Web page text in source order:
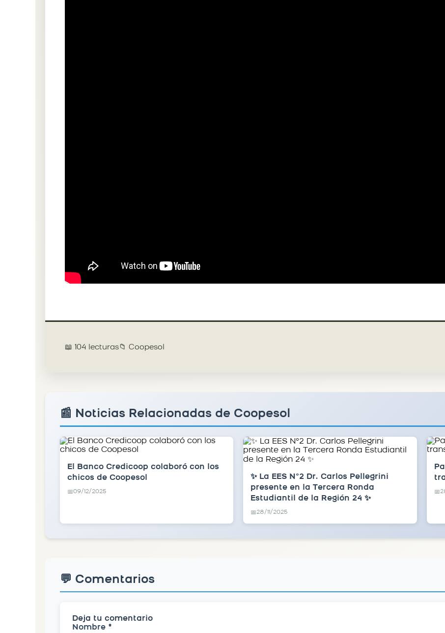
📖 104 lecturas📁 Coopesol
📰 Noticias Relacionadas de Coopesol
El Banco Credicoop colaboró con los
chicos de Coopesol
📅09/12/2025
✨ La EES N°2 Dr. Carlos Pellegrini
presente en la Tercera Ronda
Estudiantil de la Región 24 ✨
📅28/11/2025
📅
💬 Comentarios
Deja tu comentario
Nombre *